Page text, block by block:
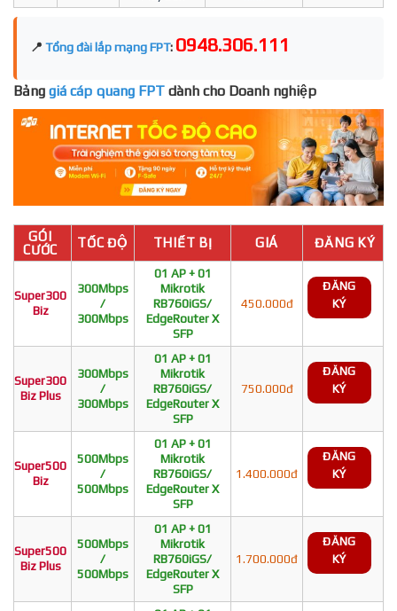
📍 Tổng đài lắp mạng FPT: 0948.306.111
Bảng giá cáp quang FPT dành cho Doanh nghiệp
GÓI
CƯỚC
TỐC ĐỘ THIẾT BỊ GIÁ ĐĂNG KÝ
Super300
Biz
300Mbps
/
300Mbps
01 AP + 01
Mikrotik
RB760iGS/
EdgeRouter X
SFP
450.000đ
ĐĂNG
KÝ
Super300
Biz Plus
300Mbps
/
300Mbps
01 AP + 01
Mikrotik
RB760iGS/
EdgeRouter X
SFP
750.000đ
ĐĂNG
KÝ
Super500
Biz
500Mbps
/
500Mbps
01 AP + 01
Mikrotik
RB760iGS/
EdgeRouter X
SFP
1.400.000đ
ĐĂNG
KÝ
Super500
Biz Plus
500Mbps
/
500Mbps
01 AP + 01
Mikrotik
RB760iGS/
EdgeRouter X
SFP
1.700.000đ
ĐĂNG
KÝ